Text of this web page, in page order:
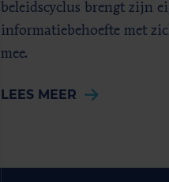
beleidscyclus brengt zijn
informatiebehoefte met
mee.
LEES MEER